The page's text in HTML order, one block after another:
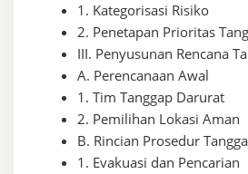
1. Kategorisasi Risiko
2. Penetapan Prioritas
III. Penyusunan Rencana
A. Perencanaan Awal
1. Tim Tanggap Darurat
2. Pemilihan Lokasi Aman
B. Rincian Prosedur
1. Evakuasi dan Pencarian